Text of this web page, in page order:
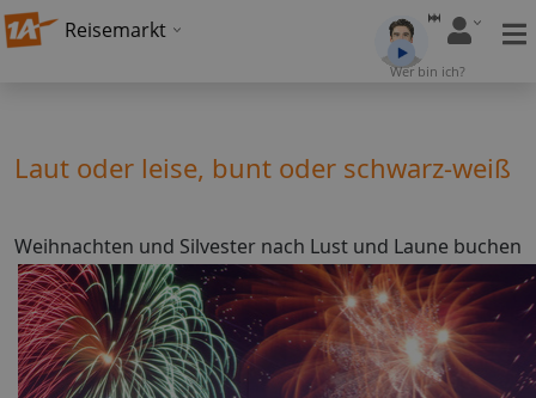
Reisemarkt
Wer bin ich?
Laut oder leise, bunt oder schwarz-weiß
Weihnachten und Silvester nach Lust und Laune buchen